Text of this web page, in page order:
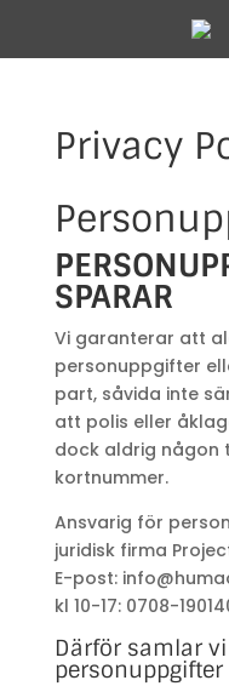
Privacy
SPARAR
Vi garanterar att
personuppgifter
part, såvida inte
att polis eller
dock aldrig någon
kortnummer.
Ansvarig för
juridisk firma
E-post:
kl 10-17: 0708-
Därför samlar
personuppgifter